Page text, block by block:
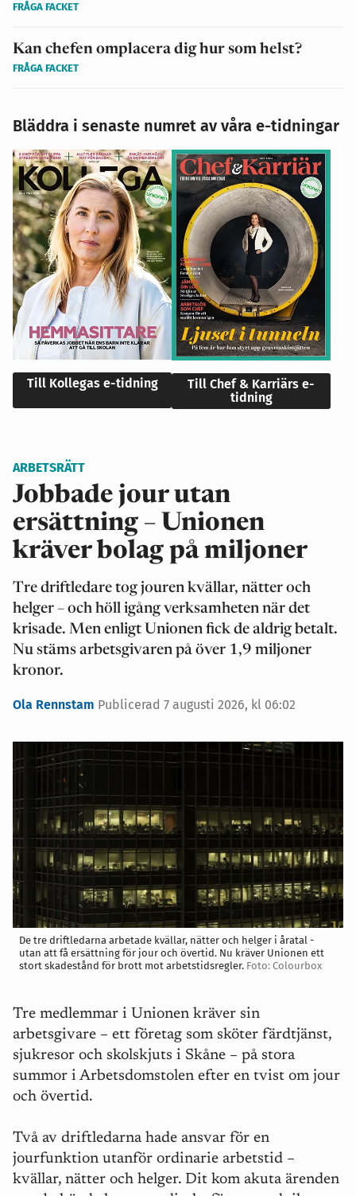
FRÅGA FACKET
Kan chefen omplacera dig hur som helst?
FRÅGA FACKET
Bläddra i senaste numret av våra e-tidningar
Till Kollegas e-tidning
Till Chef & Karriärs e-
tidning
ARBETSRÄTT
Jobbade jour utan
ersättning – Unionen
kräver bolag på miljoner
Tre driftledare tog jouren kvällar, nätter och
helger – och höll igång verksamheten när det
krisade. Men enligt Unionen fick de aldrig betalt.
Nu stäms arbetsgivaren på över 1,9 miljoner
kronor.
Ola Rennstam Publicerad 7 augusti 2026, kl 06:02
De tre driftledarna arbetade kvällar, nätter och helger i åratal -
utan att få ersättning för jour och övertid. Nu kräver Unionen ett
stort skadestånd för brott mot arbetstidsregler. Foto: Colourbox
Tre medlemmar i Unionen kräver sin
arbetsgivare – ett företag som sköter färdtjänst,
sjukresor och skolskjuts i Skåne – på stora
summor i Arbetsdomstolen efter en tvist om jour
och övertid.
Två av driftledarna hade ansvar för en
jourfunktion utanför ordinarie arbetstid –
kvällar, nätter och helger. Dit kom akuta ärenden